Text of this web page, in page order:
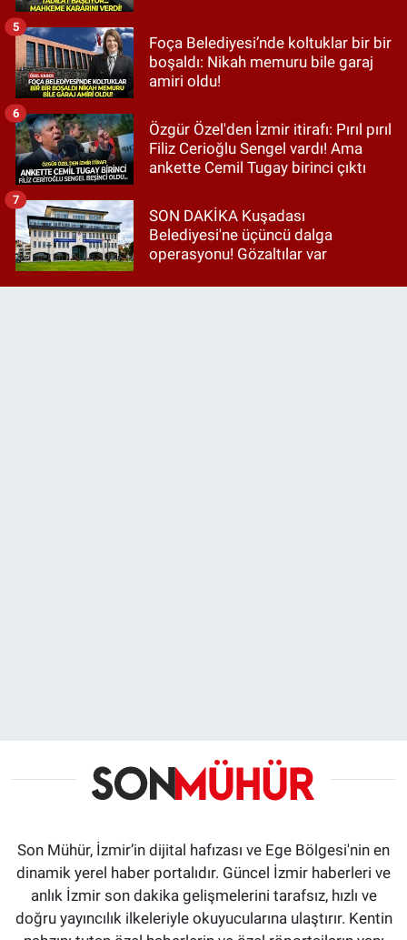
Foça Belediyesi’nde koltuklar bir bir
boşaldı: Nikah memuru bile garaj
amiri oldu!
5
Özgür Özel'den İzmir itirafı: Pırıl pırıl
Filiz Cerioğlu Sengel vardı! Ama
ankette Cemil Tugay birinci çıktı
6
SON DAKİKA Kuşadası
Belediyesi'ne üçüncü dalga
operasyonu! Gözaltılar var
7
Son Mühür, İzmir’in dijital hafızası ve Ege Bölgesi'nin en
dinamik yerel haber portalıdır. Güncel İzmir haberleri ve
anlık İzmir son dakika gelişmelerini tarafsız, hızlı ve
doğru yayıncılık ilkeleriyle okuyucularına ulaştırır. Kentin